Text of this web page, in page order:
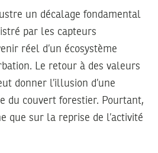
un décalage fondamental
par les capteurs
réel d’un écosystème
Le retour à des valeurs
donner l’illusion d’une
du couvert forestier. Pourtant,
que sur la reprise de l’activité